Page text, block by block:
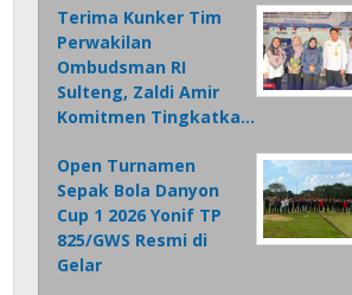
Terima Kunker Tim
Perwakilan
Ombudsman RI
Sulteng, Zaldi Amir
Komitmen Tingkatka…
Open Turnamen
Sepak Bola Danyon
Cup 1 2026 Yonif TP
825/GWS Resmi di
Gelar